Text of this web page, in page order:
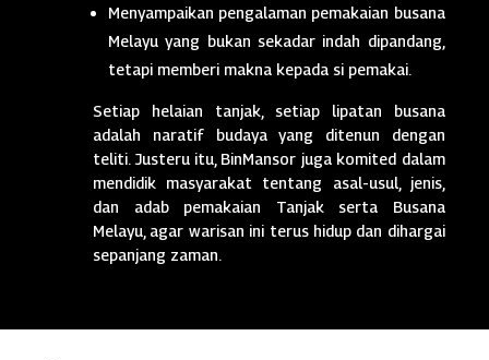
Menyampaikan pengalaman pemakaian busana
Melayu yang bukan sekadar indah dipandang,
tetapi memberi makna kepada si pemakai.
Setiap helaian tanjak, setiap lipatan busana
adalah naratif budaya yang ditenun dengan
teliti. Justeru itu, BinMansor juga komited dalam
mendidik masyarakat tentang asal-usul, jenis,
dan adab pemakaian Tanjak serta Busana
Melayu, agar warisan ini terus hidup dan dihargai
sepanjang zaman.